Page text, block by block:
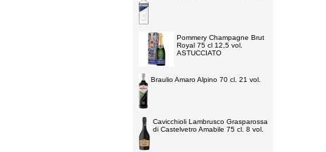
Pommery Champagne Brut
Royal 75 cl 12,5 vol.
ASTUCCIATO
Braulio Amaro Alpino 70 cl. 21 vol.
Cavicchioli Lambrusco Grasparossa
di Castelvetro Amabile 75 cl. 8 vol.